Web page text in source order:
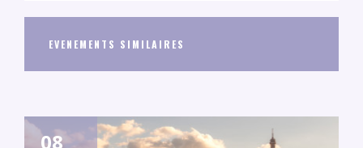
N
v
i
a
EVENEMENTS SIMILAIRES
08